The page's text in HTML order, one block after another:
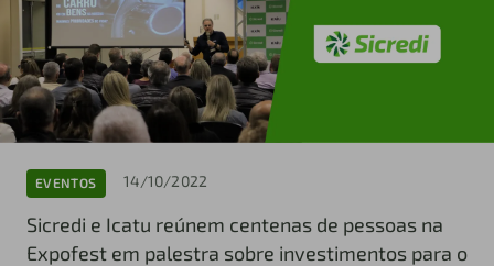
EVENTOS 14/10/2022
Sicredi e Icatu reúnem centenas de pessoas na
Expofest em palestra sobre investimentos para o